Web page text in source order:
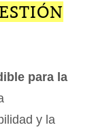
para la
y la